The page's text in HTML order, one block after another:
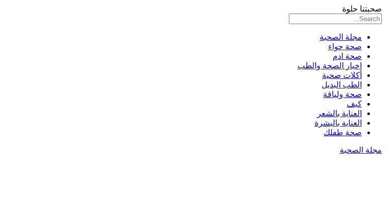
صحبتنا حلوة
مجلة الصحبة
صحة حواء
صحة ادم
اخبار الصحة والطب
أكلات صحية
الطب البديل
صحة ولياقة
كيف
العناية بالشعر
العناية بالبشرة
صحة طفلك
مجلة الصحبة